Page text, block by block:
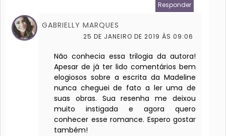
Responder
GABRIELLY MARQUES
25 DE JANEIRO DE 2019 ÀS 09:06
Não conhecia essa trilogia da autora!
Apesar de já ter lido comentários bem
elogiosos sobre a escrita da Madeline
nunca cheguei de fato a ler uma de
suas obras. Sua resenha me deixou
muito instigada e agora quero
conhecer esse romance. Espero gostar
também!